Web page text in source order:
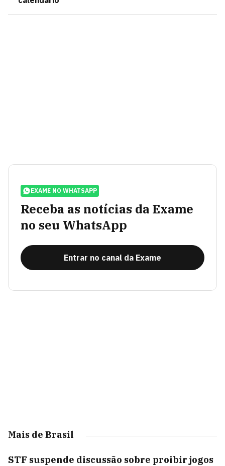
EXAME NO WHATSAPP
Receba as notícias da Exame
no seu WhatsApp
Entrar no canal da Exame
Mais de Brasil
STF suspende discussão sobre proibir jogos